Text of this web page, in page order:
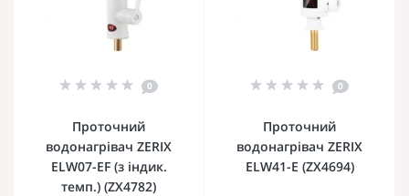
0
Проточний
водонагрівач ZERIX
ELW07-EF (з індик.
темп.) (ZX4782)
0
Проточний
водонагрівач ZERIX
ELW41-E (ZX4694)